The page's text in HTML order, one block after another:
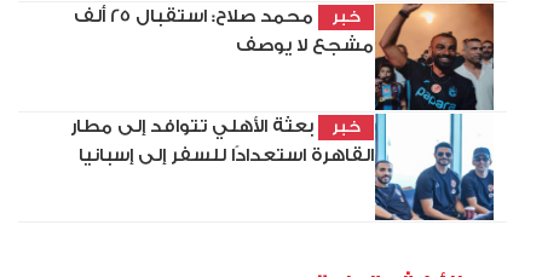
خبر
محمد صلاح: استقبال 25 ألف
مشجع لا يوصف
خبر
بعثة الأهلي تتوافد إلى مطار
القاهرة استعدادًا للسفر إلى إسبانيا